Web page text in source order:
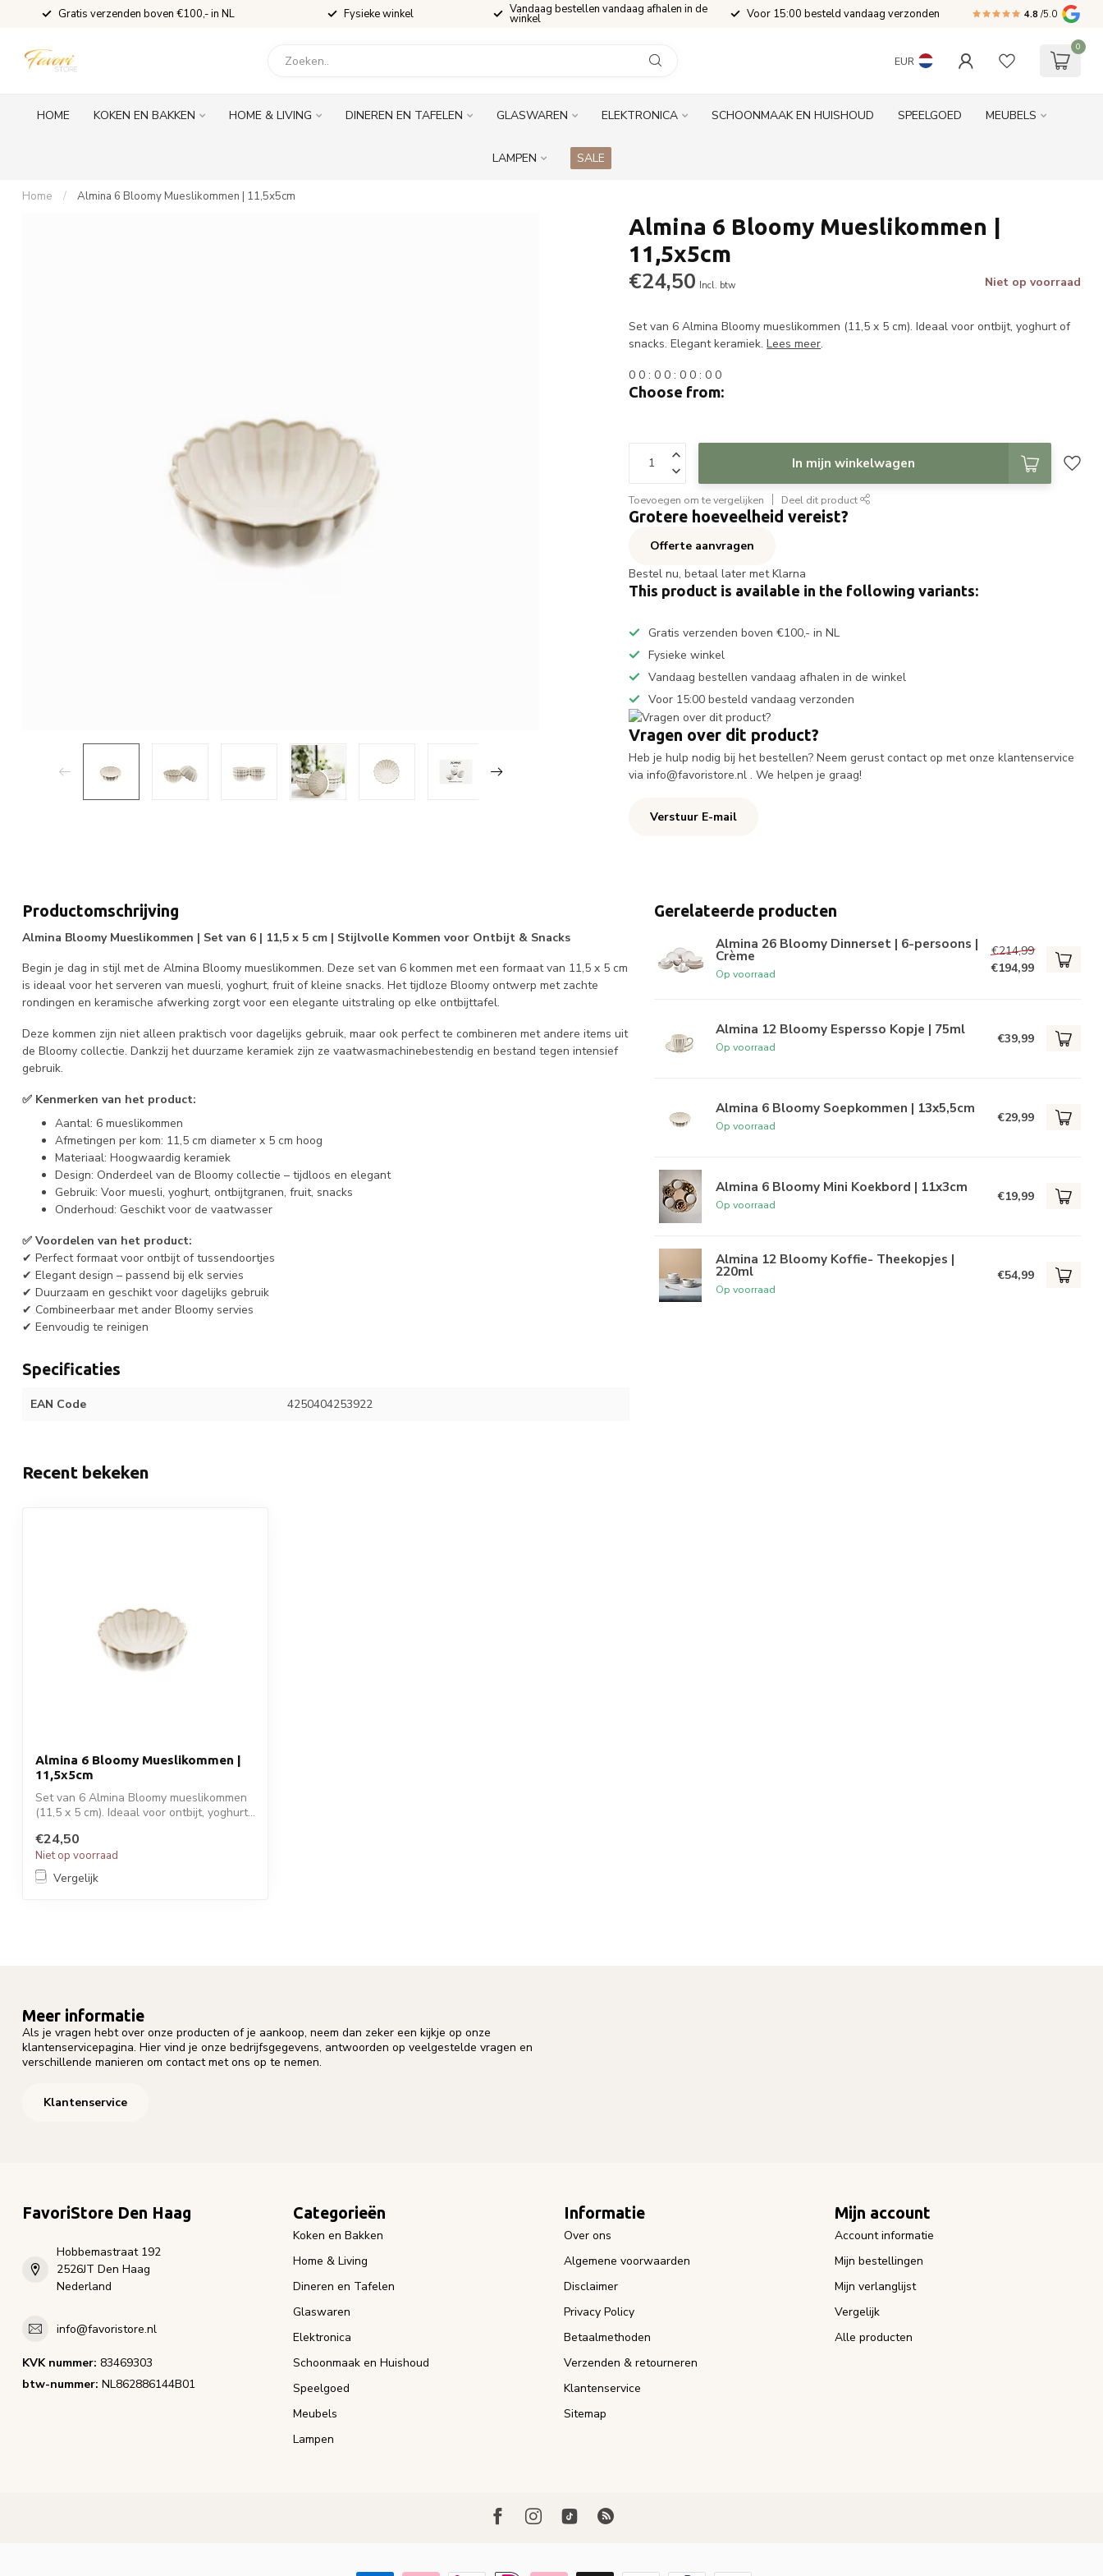
Gratis verzenden boven €100,- in NL Fysieke winkel Vandaag bestellen vandaag afhalen in de
winkel Voor 15:00 besteld vandaag verzonden 4.8 /5.0
EUR
0
HOME KOKEN EN BAKKEN HOME & LIVING DINEREN EN TAFELEN GLASWAREN ELEKTRONICA SCHOONMAAK EN HUISHOUD SPEELGOED MEUBELS
LAMPEN SALE
Home / Almina 6 Bloomy Mueslikommen | 11,5x5cm
Almina 6 Bloomy Mueslikommen |
11,5x5cm
€24,50 Incl. btw Niet op voorraad
Set van 6 Almina Bloomy mueslikommen (11,5 x 5 cm). Ideaal voor ontbijt, yoghurt of
snacks. Elegant keramiek.Lees meer.
0 0 :0 0 :0 0 :0 0
Choose from:
In mijn winkelwagen
Toevoegen om te vergelijken Deel dit product
Grotere hoeveelheid vereist?
Offerte aanvragen
Bestel nu, betaal later met Klarna
This product is available in the following variants:
Gratis verzenden boven €100,- in NL
Fysieke winkel
Vandaag bestellen vandaag afhalen in de winkel
Voor 15:00 besteld vandaag verzonden
Vragen over dit product?
Heb je hulp nodig bij het bestellen? Neem gerust contact op met onze klantenservice
viainfo@favoristore.nl . We helpen je graag!
Verstuur E-mail
Productomschrijving
Almina Bloomy Mueslikommen | Set van 6 | 11,5 x 5 cm | Stijlvolle Kommen voor Ontbijt & Snacks
Begin je dag in stijl met de Almina Bloomy mueslikommen. Deze set van 6 kommen met een formaat van 11,5 x 5 cm
is ideaal voor het serveren van muesli, yoghurt, fruit of kleine snacks. Het tijdloze Bloomy ontwerp met zachte
rondingen en keramische afwerking zorgt voor een elegante uitstraling op elke ontbijttafel.
Deze kommen zijn niet alleen praktisch voor dagelijks gebruik, maar ook perfect te combineren met andere items uit
de Bloomy collectie. Dankzij het duurzame keramiek zijn ze vaatwasmachinebestendig en bestand tegen intensief
gebruik.
✅ Kenmerken van het product:
Aantal: 6 mueslikommen
Afmetingen per kom: 11,5 cm diameter x 5 cm hoog
Materiaal: Hoogwaardig keramiek
Design: Onderdeel van de Bloomy collectie – tijdloos en elegant
Gebruik: Voor muesli, yoghurt, ontbijtgranen, fruit, snacks
Onderhoud: Geschikt voor de vaatwasser
✅ Voordelen van het product:
✔ Perfect formaat voor ontbijt of tussendoortjes
✔ Elegant design – passend bij elk servies
✔ Duurzaam en geschikt voor dagelijks gebruik
✔ Combineerbaar met ander Bloomy servies
✔ Eenvoudig te reinigen
Specificaties
EAN Code 4250404253922
Gerelateerde producten
Almina 26 Bloomy Dinnerset | 6-persoons |
Crème
Op voorraad
€214,99
€194,99
Almina 12 Bloomy Espersso Kopje | 75ml
Op voorraad
€39,99
Almina 6 Bloomy Soepkommen | 13x5,5cm
Op voorraad
€29,99
Almina 6 Bloomy Mini Koekbord | 11x3cm
Op voorraad
€19,99
Almina 12 Bloomy Koffie- Theekopjes |
220ml
Op voorraad
€54,99
Recent bekeken
Almina 6 Bloomy Mueslikommen |
11,5x5cm
Set van 6 Almina Bloomy mueslikommen
(11,5 x 5 cm). Ideaal voor ontbijt, yoghurt...
€24,50
Niet op voorraad
Vergelijk
Meer informatie
Als je vragen hebt over onze producten of je aankoop, neem dan zeker een kijkje op onze
klantenservicepagina. Hier vind je onze bedrijfsgegevens, antwoorden op veelgestelde vragen en
verschillende manieren om contact met ons op te nemen.
Klantenservice
FavoriStore Den Haag
Hobbemastraat 192
2526JT Den Haag
Nederland
info@favoristore.nl
KVK nummer: 83469303
btw-nummer: NL862886144B01
Categorieën
Koken en Bakken
Home & Living
Dineren en Tafelen
Glaswaren
Elektronica
Schoonmaak en Huishoud
Speelgoed
Meubels
Lampen
Informatie
Over ons
Algemene voorwaarden
Disclaimer
Privacy Policy
Betaalmethoden
Verzenden & retourneren
Klantenservice
Sitemap
Mijn account
Account informatie
Mijn bestellingen
Mijn verlanglijst
Vergelijk
Alle producten